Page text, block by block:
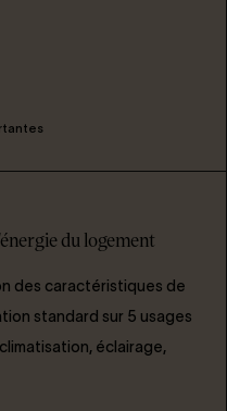
du logement
des caractéristiques de
standard sur 5 usages
éclairage,